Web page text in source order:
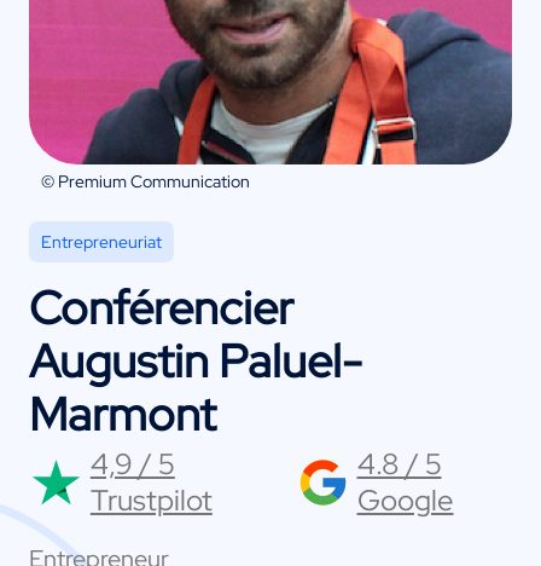
© Premium Communication
Entrepreneuriat
Conférencier
Augustin Paluel-
Marmont
4,9 / 5
Trustpilot
4.8 / 5
Google
Entrepreneur